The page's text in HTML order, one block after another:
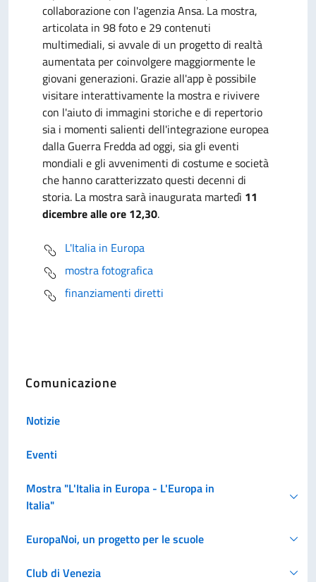
collaborazione con l'agenzia Ansa. La mostra,
articolata in 98 foto e 29 contenuti
multimediali, si avvale di un progetto di realtà
aumentata per coinvolgere maggiormente le
giovani generazioni. Grazie all'app è possibile
visitare interattivamente la mostra e rivivere
con l'aiuto di immagini storiche e di repertorio
sia i momenti salienti dell'integrazione europea
dalla Guerra Fredda ad oggi, sia gli eventi
mondiali e gli avvenimenti di costume e società
che hanno caratterizzato questi decenni di
storia. La mostra sarà inaugurata martedì 11
dicembre alle ore 12,30.
L'Italia in Europa
mostra fotografica
finanziamenti diretti
Comunicazione
Notizie
Eventi
Mostra "L'Italia in Europa - L'Europa in
Italia"
EuropaNoi, un progetto per le scuole
Club di Venezia